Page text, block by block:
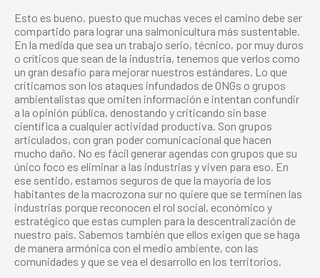
Esto es bueno, puesto que muchas veces el camino debe ser
compartido para lograr una salmonicultura más sustentable.
En la medida que sea un trabajo serio, técnico, por muy duros
o críticos que sean de la industria, tenemos que verlos como
un gran desafío para mejorar nuestros estándares. Lo que
criticamos son los ataques infundados de ONGs o grupos
ambientalistas que omiten información e intentan confundir
a la opinión pública, denostando y criticando sin base
científica a cualquier actividad productiva. Son grupos
articulados, con gran poder comunicacional que hacen
mucho daño. No es fácil generar agendas con grupos que su
único foco es eliminar a las industrias y viven para eso. En
ese sentido, estamos seguros de que la mayoría de los
habitantes de la macrozona sur no quiere que se terminen las
industrias porque reconocen el rol social, económico y
estratégico que estas cumplen para la descentralización de
nuestro país. Sabemos también que ellos exigen que se haga
de manera armónica con el medio ambiente, con las
comunidades y que se vea el desarrollo en los territorios.